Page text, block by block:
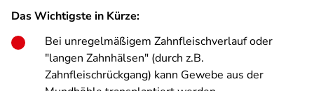
Das Wichtigste in Kürze:
Bei unregelmäßigem Zahnfleischverlauf oder
"langen Zahnhälsen" (durch z.B.
Zahnfleischrückgang) kann Gewebe aus der